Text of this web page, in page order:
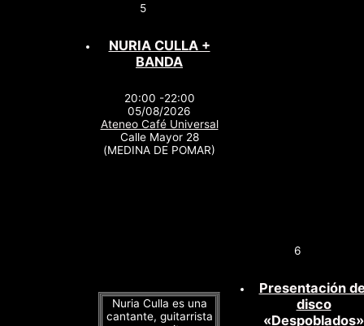
5
NURIA CULLA +
BANDA
20:00 -22:00
05/08/2026
Ateneo Café Universal
Calle Mayor 28
(MEDINA DE POMAR)
Nuria Culla es una
cantante, guitarrista
6
Presentación
disco
«Despoblados»